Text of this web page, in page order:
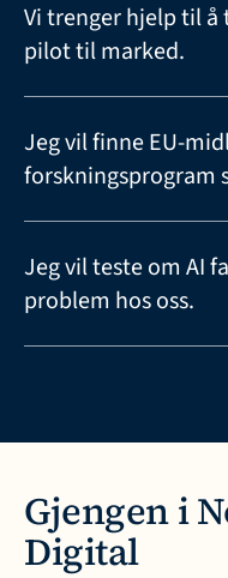
Vi trenger hjelp til
pilot til marked.
Jeg vil finne EU-
forskningsprogram
Jeg vil teste om AI
problem hos oss.
Gjengen i
Digital